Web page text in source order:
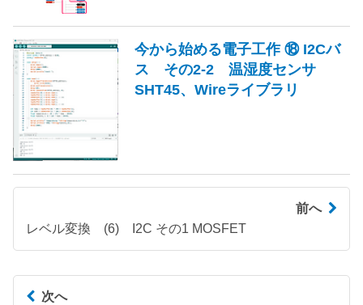
今から始める電子工作 ⑱ I2Cバ
ス その2-2 温湿度センサ
SHT45、Wireライブラリ
前へ
レベル変換 (6) I2C その1 MOSFET
次へ